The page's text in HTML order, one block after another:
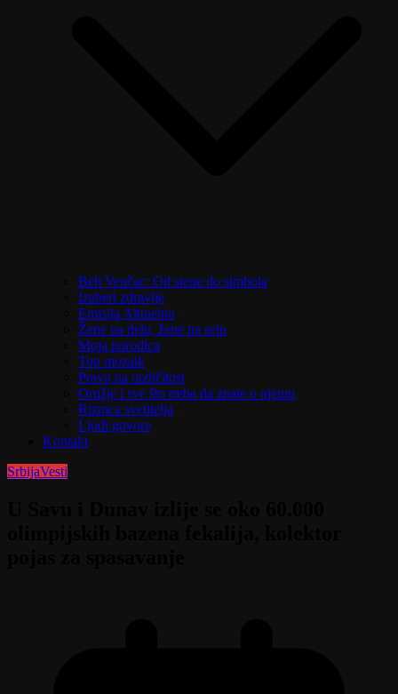
Beli Venčac: Od stene do simbola
Izaberi zdravlje
Emisija Aktuelno
Žene na delu, žene na selu
Moja porodica
Top mozaik
Pravo na različitost
Oružje i sve što treba da znate o njemu
Riznica svetitelja
Ljudi govore
Kontakt
SrbijaVesti